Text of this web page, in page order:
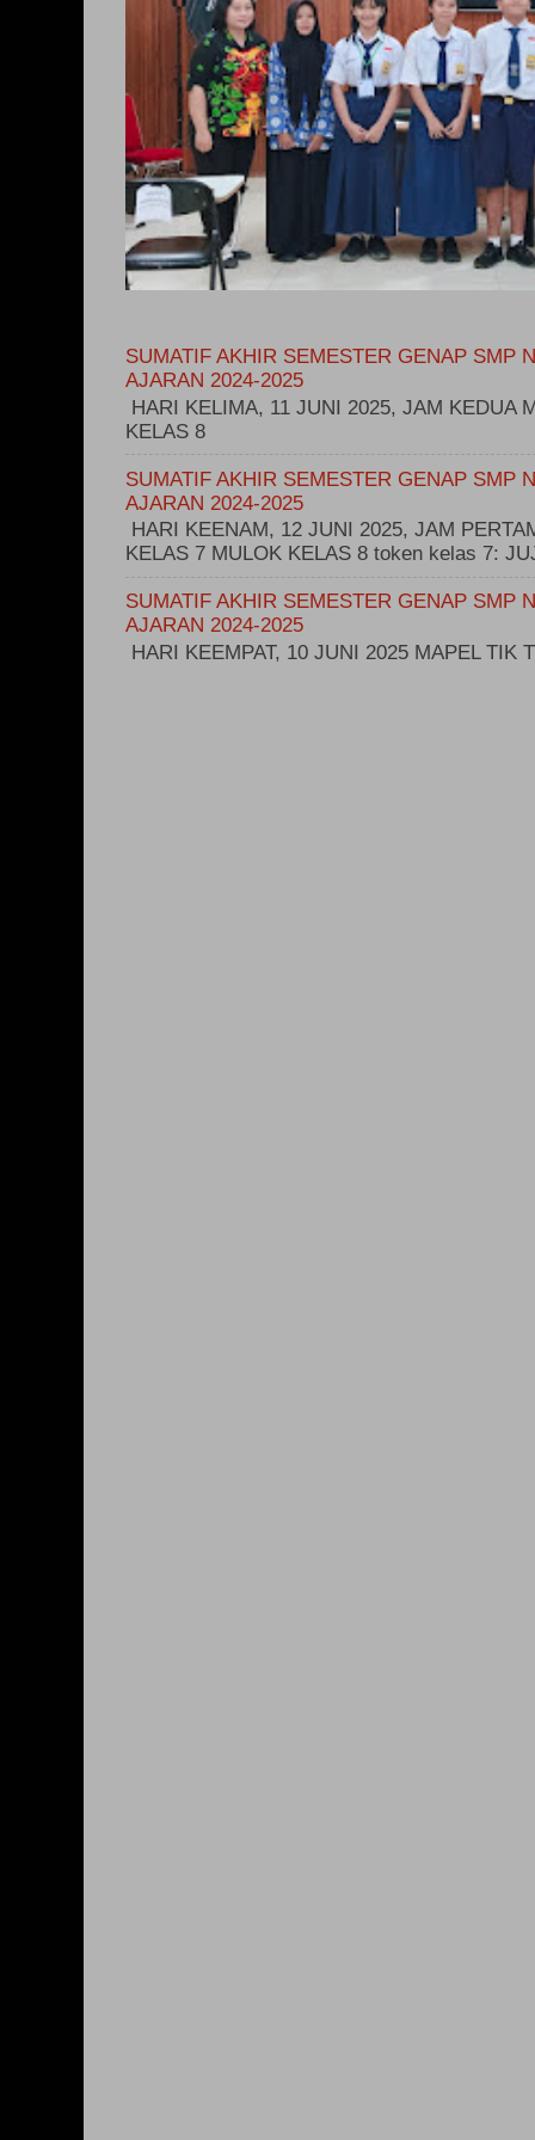
SUMATIF AKHIR SEMESTER GENAP SMP
AJARAN 2024-2025
HARI KELIMA, 11 JUNI 2025, JAM KEDUA
KELAS 8
SUMATIF AKHIR SEMESTER GENAP SMP
AJARAN 2024-2025
HARI KEENAM, 12 JUNI 2025, JAM
KELAS 7 MULOK KELAS 8 token kelas 7:
SUMATIF AKHIR SEMESTER GENAP SMP
AJARAN 2024-2025
HARI KEEMPAT, 10 JUNI 2025 MAPEL TIK